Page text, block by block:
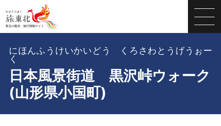
日本風景街道 黒沢峠ウォーク
(山形県小国町)
にほんふうけいかいどう くろさわとうげうぉー
く